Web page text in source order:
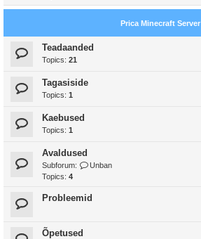
Prica Minecraft Server
Teadaanded
Topics: 21
Tagasiside
Topics: 1
Kaebused
Topics: 1
Avaldused
Subforum:
Unban
Topics: 4
Probleemid
Õpetused